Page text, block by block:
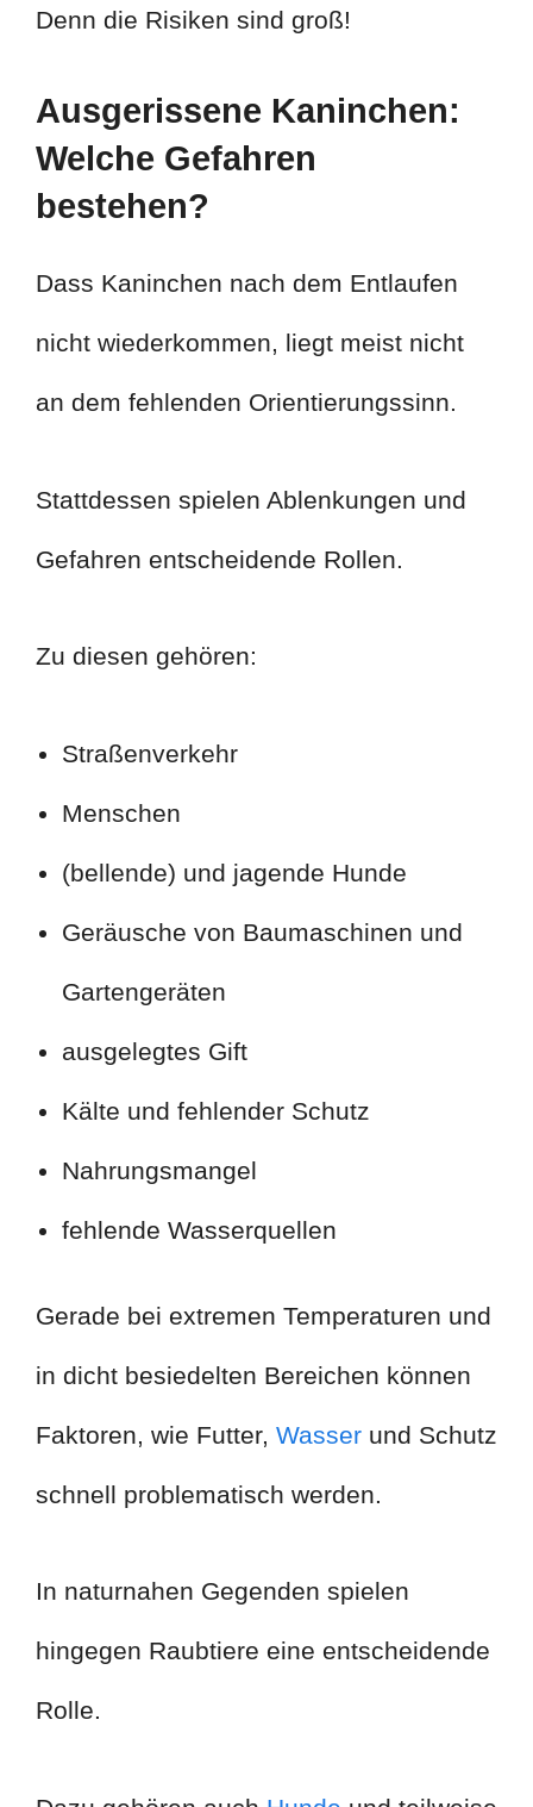
Denn die Risiken sind groß!
Ausgerissene Kaninchen:
Welche Gefahren
bestehen?
Dass Kaninchen nach dem Entlaufen
nicht wiederkommen, liegt meist nicht
an dem fehlenden Orientierungssinn.
Stattdessen spielen Ablenkungen und
Gefahren entscheidende Rollen.
Zu diesen gehören:
Straßenverkehr
Menschen
(bellende) und jagende Hunde
Geräusche von Baumaschinen und
Gartengeräten
ausgelegtes Gift
Kälte und fehlender Schutz
Nahrungsmangel
fehlende Wasserquellen
Gerade bei extremen Temperaturen und
in dicht besiedelten Bereichen können
Faktoren, wie Futter, Wasser und Schutz
schnell problematisch werden.
In naturnahen Gegenden spielen
hingegen Raubtiere eine entscheidende
Rolle.